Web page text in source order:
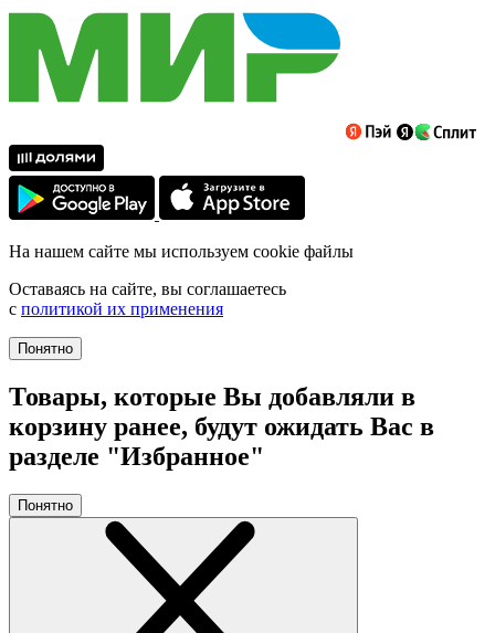
На нашем сайте мы используем cookie файлы
Оставаясь на сайте, вы соглашаетесь
с политикой их применения
Понятно
Товары, которые Вы добавляли в
корзину ранее, будут ожидать Вас в
разделе "Избранное"
Понятно